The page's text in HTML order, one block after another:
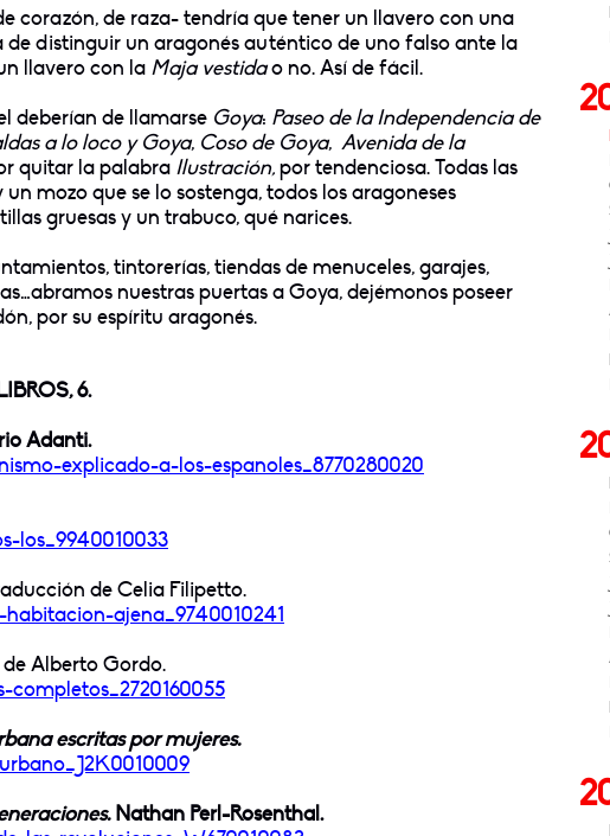
corazón, de raza- tendría que tener un llavero con una
de distinguir un aragonés auténtico de uno falso ante la
llavero con la Maja vestidao no. Así de fácil.
deberían de llamarse Goya: Paseo de la Independencia de
a lo loco y Goya, Coso de Goya, Avenida de la
quitar la palabra Ilustración,por tendenciosa. Todas las
mozo que se lo sostenga, todos los aragoneses
gruesas y un trabuco, qué narices.
tintorerías, tiendas de menuceles, garajes,
nuestras puertas a Goya, dejémonos poseer
por su espíritu aragonés.
6.
Adanti.
explicado-a-los-espanoles_8770280020
los_9940010033
de Celia Filipetto.
habitacion-ajena_9740010241
Alberto Gordo.
completos_2720160055
escritas por mujeres.
Nathan Perl-Rosenthal.